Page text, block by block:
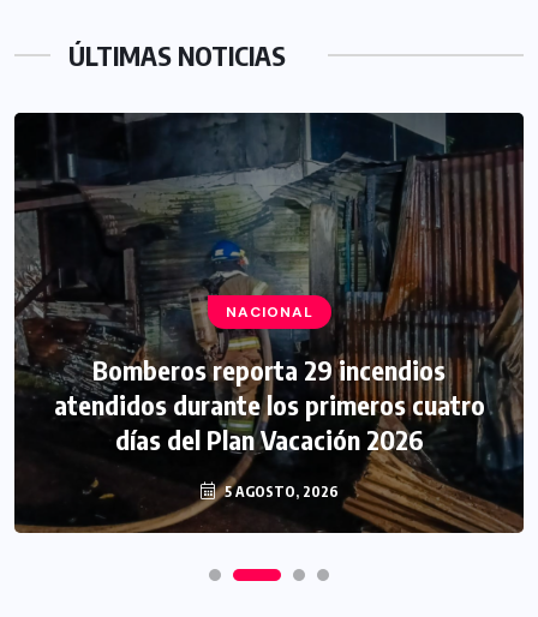
ÚLTIMAS NOTICIAS
NACIONAL
Bomberos reporta 29 incendios
atendidos durante los primeros cuatro
días del Plan Vacación 2026
5 AGOSTO, 2026